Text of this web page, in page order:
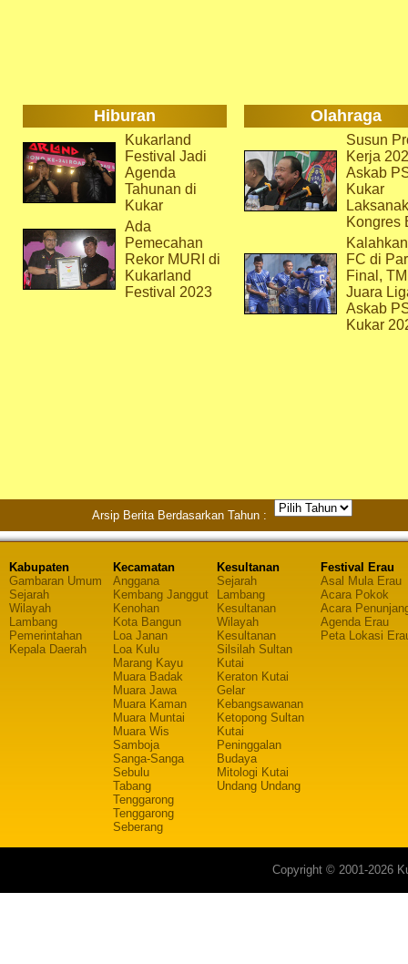
Hiburan Olahraga
Kukarland
Festival Jadi
Agenda
Tahunan di
Kukar
Ada
Pemecahan
Rekor MURI di
Kukarland
Festival 2023
Susun
Kerja
Askab
Kukar
Kongres
FC di
Final,
Juara
Askab
Kukar
Arsip Berita Berdasarkan Tahun :
Kabupaten
Gambaran Umum
Sejarah
Wilayah
Lambang
Pemerintahan
Kepala Daerah
Kecamatan
Anggana
Kembang Janggut
Kenohan
Kota Bangun
Loa Janan
Loa Kulu
Marang Kayu
Muara Badak
Muara Jawa
Muara Kaman
Muara Muntai
Muara Wis
Samboja
Sanga-Sanga
Sebulu
Tabang
Tenggarong
Tenggarong
Seberang
Kesultanan
Sejarah
Lambang
Kesultanan
Wilayah
Kesultanan
Silsilah Sultan
Kutai
Keraton Kutai
Gelar
Kebangsawanan
Ketopong Sultan
Kutai
Peninggalan
Budaya
Mitologi Kutai
Undang Undang
Festival Erau
Asal Mula Erau
Acara Pokok
Acara
Agenda Erau
Peta Lokasi
Copyright © 2001-2026